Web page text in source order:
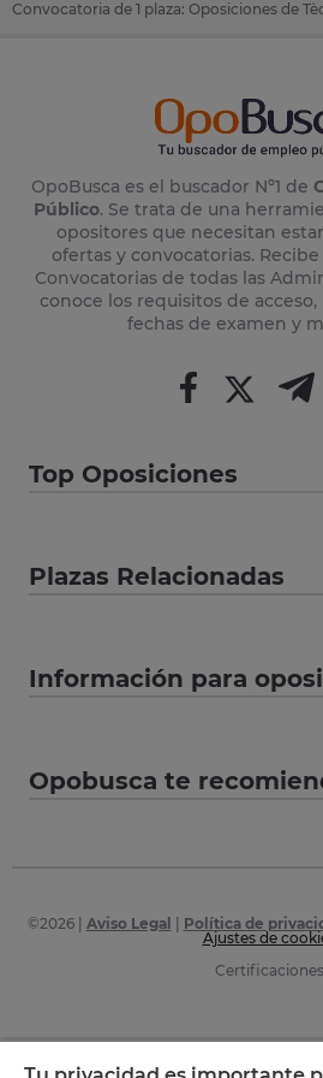
OpoBusca es el buscador Nº1 de
Público. Se trata de una
opositores que necesitan
ofertas y convocatorias.
Convocatorias de todas las
conoce los requisitos de
fechas de examen y
Top Oposiciones
Plazas Relacionadas
Información para
Opobusca te
©2026| Aviso Legal Política de
Ajustes de
Certificaciones